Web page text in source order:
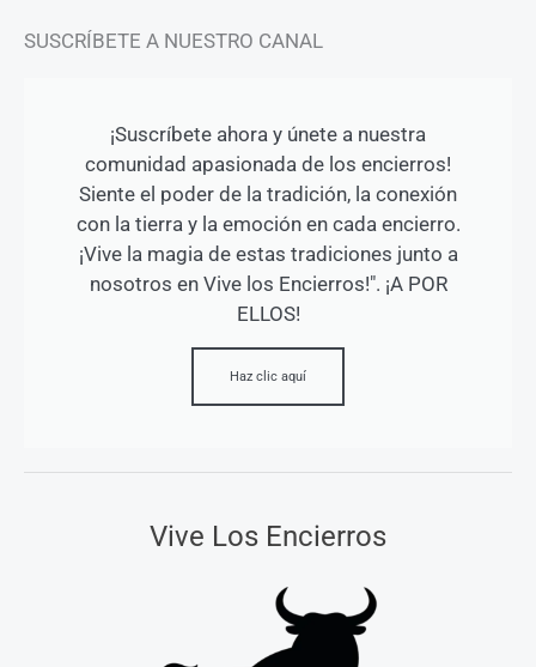
SUSCRÍBETE A NUESTRO CANAL
¡Suscríbete ahora y únete a nuestra
comunidad apasionada de los encierros!
Siente el poder de la tradición, la conexión
con la tierra y la emoción en cada encierro.
¡Vive la magia de estas tradiciones junto a
nosotros en Vive los Encierros!". ¡A POR
ELLOS!
Haz clic aquí
Vive Los Encierros